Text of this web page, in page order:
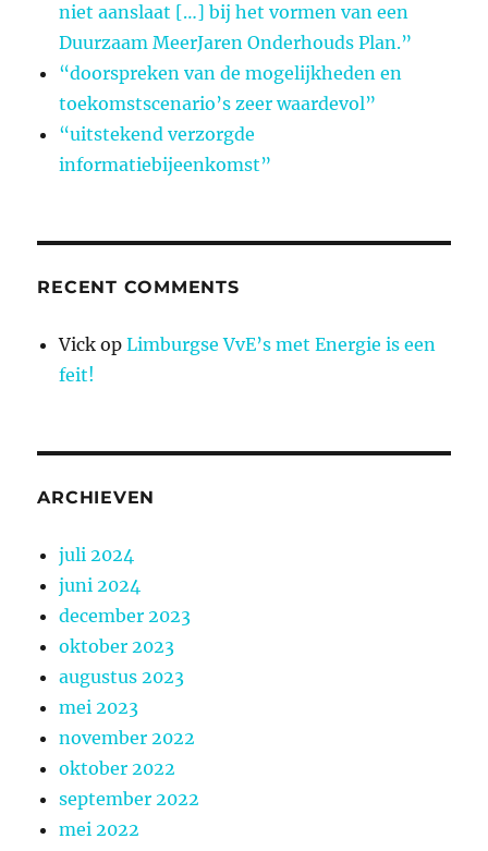
niet aanslaat […] bij het vormen van een
Duurzaam MeerJaren Onderhouds Plan.”
“doorspreken van de mogelijkheden en
toekomstscenario’s zeer waardevol”
“uitstekend verzorgde
informatiebijeenkomst”
RECENT COMMENTS
Vick opLimburgse VvE’s met Energie is een
feit!
ARCHIEVEN
juli 2024
juni 2024
december 2023
oktober 2023
augustus 2023
mei 2023
november 2022
oktober 2022
september 2022
mei 2022